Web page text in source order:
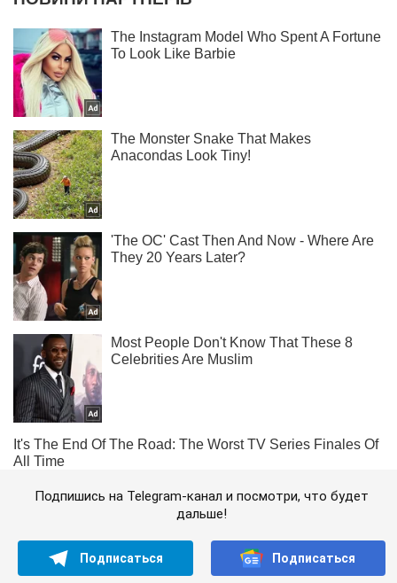
Подпишись на Telegram-канал и посмотри, что будет
дальше!
Подписаться Подписаться